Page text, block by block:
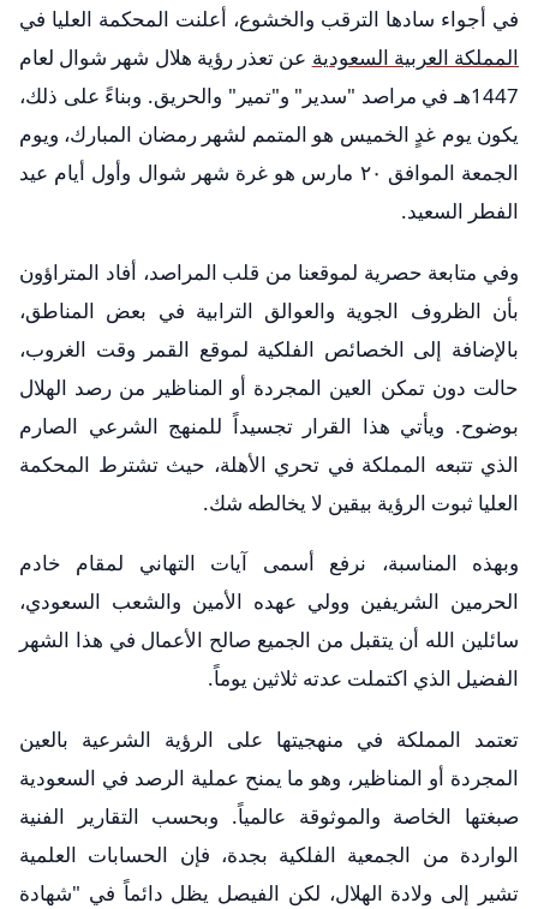
في أجواء سادها الترقب والخشوع، أعلنت المحكمة العليا في
المملكة العربية السعودية عن تعذر رؤية هلال شهر شوال لعام
1447هـ في مراصد "سدير" و"تمير" والحريق. وبناءً على ذلك،
يكون يوم غدٍ الخميس هو المتمم لشهر رمضان المبارك، ويوم
الجمعة الموافق ٢٠ مارس هو غرة شهر شوال وأول أيام عيد
الفطر السعيد.
وفي متابعة حصرية لموقعنا من قلب المراصد، أفاد المتراؤون
بأن الظروف الجوية والعوالق الترابية في بعض المناطق،
بالإضافة إلى الخصائص الفلكية لموقع القمر وقت الغروب،
حالت دون تمكن العين المجردة أو المناظير من رصد الهلال
بوضوح. ويأتي هذا القرار تجسيداً للمنهج الشرعي الصارم
الذي تتبعه المملكة في تحري الأهلة، حيث تشترط المحكمة
العليا ثبوت الرؤية بيقين لا يخالطه شك.
وبهذه المناسبة، نرفع أسمى آيات التهاني لمقام خادم
الحرمين الشريفين وولي عهده الأمين والشعب السعودي،
سائلين الله أن يتقبل من الجميع صالح الأعمال في هذا الشهر
الفضيل الذي اكتملت عدته ثلاثين يوماً.
تعتمد المملكة في منهجيتها على الرؤية الشرعية بالعين
المجردة أو المناظير، وهو ما يمنح عملية الرصد في السعودية
صبغتها الخاصة والموثوقة عالمياً. وبحسب التقارير الفنية
الواردة من الجمعية الفلكية بجدة، فإن الحسابات العلمية
تشير إلى ولادة الهلال، لكن الفيصل يظل دائماً في "شهادة